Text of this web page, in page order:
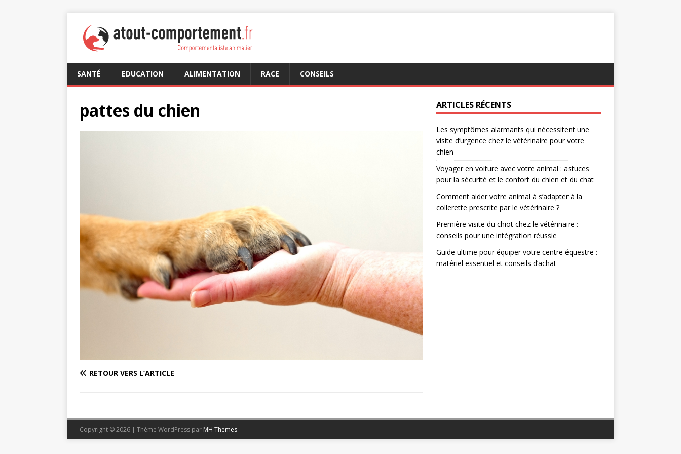
SANTÉ EDUCATION ALIMENTATION RACE CONSEILS
pattes du chien
RETOUR VERS L’ARTICLE
ARTICLES RÉCENTS
Les symptômes alarmants qui nécessitent une
visite d’urgence chez le vétérinaire pour votre
chien
Voyager en voiture avec votre animal : astuces
pour la sécurité et le confort du chien et du chat
Comment aider votre animal à s’adapter à la
collerette prescrite par le vétérinaire ?
Première visite du chiot chez le vétérinaire :
conseils pour une intégration réussie
Guide ultime pour équiper votre centre équestre :
matériel essentiel et conseils d’achat
Copyright © 2026 | Thème WordPress par MH Themes